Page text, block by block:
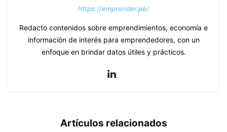
https://emprender.pe/
Redacto contenidos sobre emprendimientos, economía e
información de interés para emprendedores, con un
enfoque en brindar datos útiles y prácticos.
Artículos relacionados